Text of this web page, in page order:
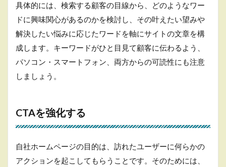
リス
ティ
広告
を導
る
ブロ
グ
ウン
ドメ
ディ
具体的には、検索する顧客の目線から、どのようなワー
ドに興味関心があるのかを検討し、その叶えたい望みや
解決したい悩みに応じたワードを軸にサイトの文章を構
成します。キーワードがひと目見て顧客に伝わるよう、
パソコン・スマートフォン、両方からの可読性にも注意
しましょう。
CTAを強化する
自社ホームページの目的は、訪れたユーザーに何らかの
アクションを起こしてもらうことです。そのためには、